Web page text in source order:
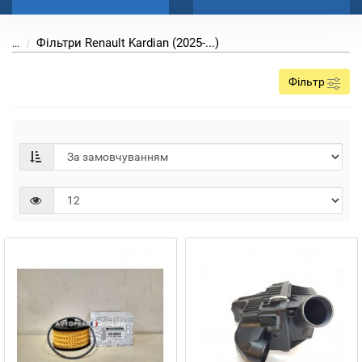
... Фільтри Renault Kardian (2025-...)
Фільтр